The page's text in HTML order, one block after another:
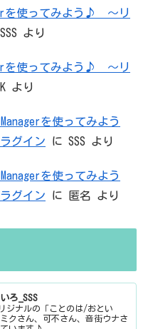
を使ってみよう♪ ～リ
SSS より
を使ってみよう♪ ～リ
K より
Managerを使ってみよう
グイン に SSS より
Managerを使ってみよう
グイン に 匿名 より
ろ_SSS
ジナルの「ことのは/おとい
クさん、可不さん、音街ウナさ